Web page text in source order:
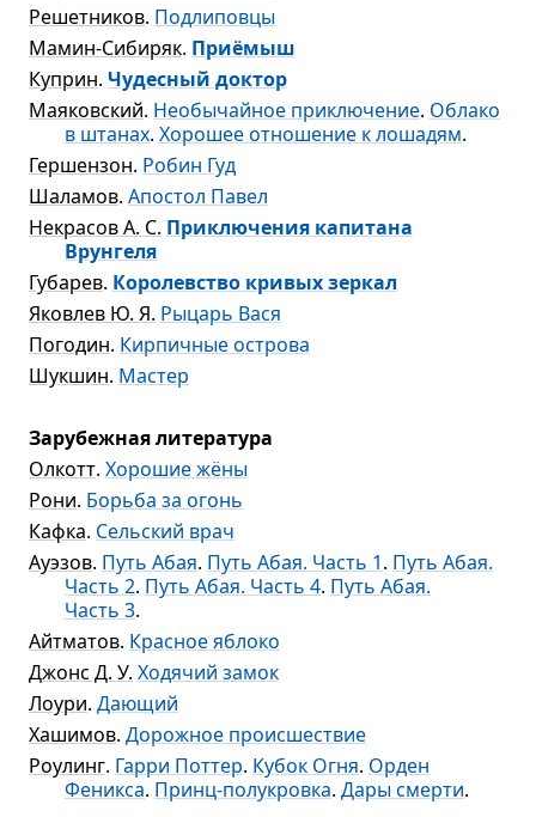
Решетников. Подлиповцы
Мамин-Сибиряк. Приёмыш
Куприн. Чудесный доктор
Маяковский. Необычайное приключение. Облако
в штанах. Хорошее отношение к лошадям.
Гершензон. Робин Гуд
Шаламов. Апостол Павел
Некрасов А. С. Приключения капитана
Врунгеля
Губарев. Королевство кривых зеркал
Яковлев Ю. Я. Рыцарь Вася
Погодин. Кирпичные острова
Шукшин. Мастер
Зарубежная литература
Олкотт. Хорошие жёны
Рони. Борьба за огонь
Кафка. Сельский врач
Ауэзов. Путь Абая. Путь Абая. Часть 1. Путь Абая.
Часть 2. Путь Абая. Часть 4. Путь Абая.
Часть 3.
Айтматов. Красное яблоко
Джонс Д. У. Ходячий замок
Лоури. Дающий
Хашимов. Дорожное происшествие
Роулинг. Гарри Поттер. Кубок Огня. Орден
Феникса. Принц-полукровка. Дары смерти.